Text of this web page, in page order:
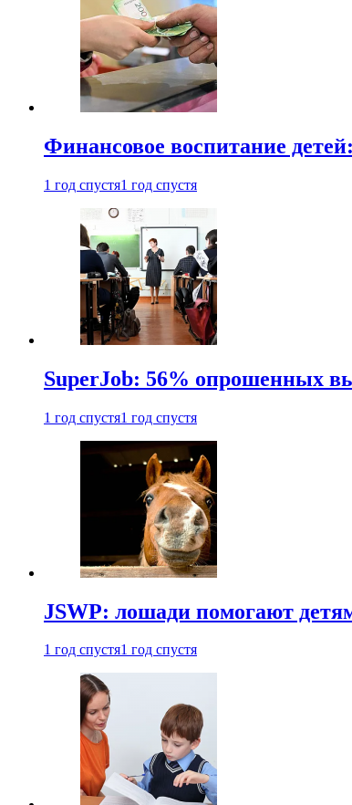
Финансовое воспитание
1 год спустя1 год спустя
SuperJob: 56% опрошенных
1 год спустя1 год спустя
JSWP: лошади помогают
1 год спустя1 год спустя